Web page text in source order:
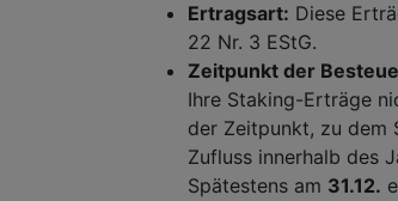
Ertragsart: Diese
22 Nr. 3 EStG.
Zeitpunkt der
Ihre Staking-Erträge
der Zeitpunkt, zu dem
Zufluss innerhalb des
Spätestens am 31.12.